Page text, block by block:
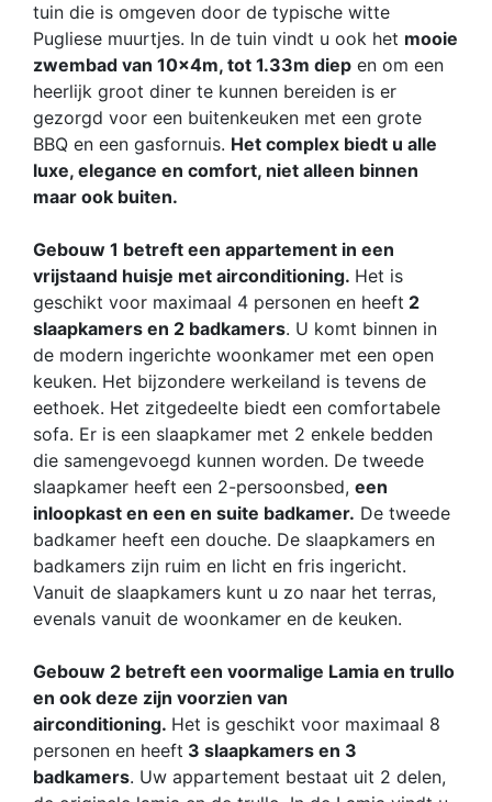
tuin die is omgeven door de typische witte
Pugliese muurtjes. In de tuin vindt u ook het mooie
zwembad van 10x4m, tot 1.33m diep en om een
heerlijk groot diner te kunnen bereiden is er
gezorgd voor een buitenkeuken met een grote
BBQ en een gasfornuis. Het complex biedt u alle
luxe, elegance en comfort, niet alleen binnen
maar ook buiten.
Gebouw 1 betreft een appartement in een
vrijstaand huisje met airconditioning. Het is
geschikt voor maximaal 4 personen en heeft 2
slaapkamers en 2 badkamers. U komt binnen in
de modern ingerichte woonkamer met een open
keuken. Het bijzondere werkeiland is tevens de
eethoek. Het zitgedeelte biedt een comfortabele
sofa. Er is een slaapkamer met 2 enkele bedden
die samengevoegd kunnen worden. De tweede
slaapkamer heeft een 2-persoonsbed, een
inloopkast en een en suite badkamer. De tweede
badkamer heeft een douche. De slaapkamers en
badkamers zijn ruim en licht en fris ingericht.
Vanuit de slaapkamers kunt u zo naar het terras,
evenals vanuit de woonkamer en de keuken.
Gebouw 2 betreft een voormalige Lamia en trullo
en ook deze zijn voorzien van
airconditioning. Het is geschikt voor maximaal 8
personen en heeft 3 slaapkamers en 3
badkamers. Uw appartement bestaat uit 2 delen,